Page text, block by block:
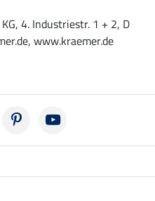
4. Industriestr. 1 + 2, D
www.kraemer.de